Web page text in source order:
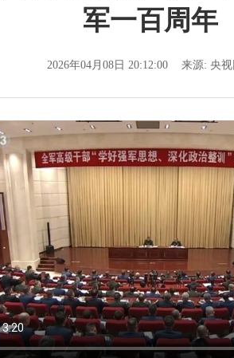
军一百周年
2026年04月08日 20:12:00 来源:央视